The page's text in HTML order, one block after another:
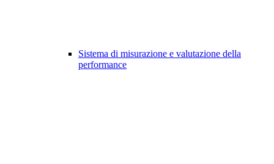
Sistema di misurazione e valutazione della
performance